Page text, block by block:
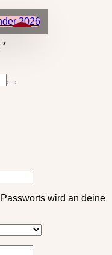
×
*Erforderlich
wird an deine